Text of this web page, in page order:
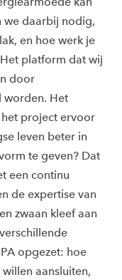
we daarbij nodig,
en hoe werk je
platform dat wij
door
worden. Het
project ervoor
leven beter in
te geven? Dat
een continu
de expertise van
zwaan kleef aan
opgezet: hoe
aansluiten,